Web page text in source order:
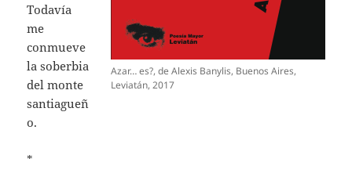
Azar… es?, de Alexis Banylis, Buenos Aires,
Leviatán, 2017
Todavía
me
conmueve
la soberbia
del monte
santiagueñ
o.
*